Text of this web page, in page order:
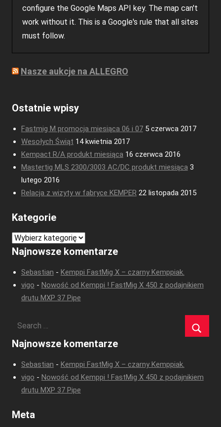
configure the Google Maps API key. The map can't
work without it. This is a Google's rule that all sites
must follow.
Nasze aukcje na ALLEGRO
Ostatnie wpisy
Fastmig M promocja miesiąca 06 i 07 5 czerwca 2017
Wesołych Świąt 14 kwietnia 2017
Kempact R/A produkt miesiąca 16 czerwca 2016
Mastertig MLS 2300/3003 AC/DC produkt miesiąca 3
lutego 2016
Relacja z wizyty w fabryce KEMPER 22 listopada 2015
Kategorie
Kategorie
Najnowsze komentarze
Sebastian - Kemppi FastMig X – czarny Kemppiak.
vigo - Nowość od Kemppi ! FastMig X 450 z podajnikiem
drutu MXP 37 Pipe
Najnowsze komentarze
Sebastian - Kemppi FastMig X – czarny Kemppiak.
vigo - Nowość od Kemppi ! FastMig X 450 z podajnikiem
drutu MXP 37 Pipe
Meta